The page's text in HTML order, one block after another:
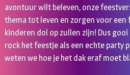
avontuur wilt beleven, onze
thema tot leven en zorgen voor een
kinderen dol op zullen zijn! Dus
rock het feestje als een echte party
weten we hoe je het dak eraf moet